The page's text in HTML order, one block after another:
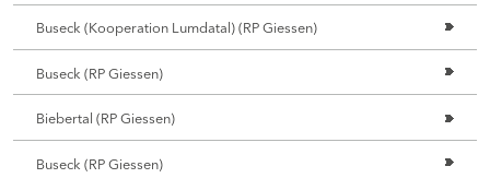
Buseck (Kooperation Lumdatal) (RP Giessen)
Buseck (RP Giessen)
Biebertal (RP Giessen)
Buseck (RP Giessen)